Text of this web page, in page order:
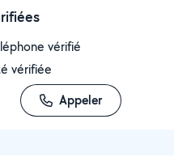
vérifié
vérifiée
Appeler